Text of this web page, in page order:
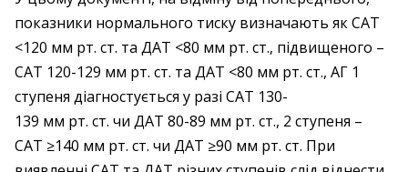
показники нормального тиску визначають як САТ
<120 мм рт. ст. та ДАТ <80 мм рт. ст., підвищеного –
САТ 120-129 мм рт. ст. та ДАТ <80 мм рт. ст., АГ 1
ступеня діагностується у разі САТ 130-
139 мм рт. ст. чи ДАТ 80-89 мм рт. ст., 2 ступеня –
САТ ≥140 мм рт. ст. чи ДАТ ≥90 мм рт. ст. При